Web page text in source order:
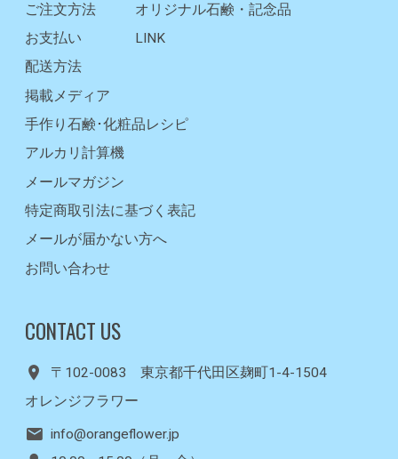
ご注文方法
お支払い
オリジナル石鹸・記念品
LINK
配送方法
掲載メディア
手作り石鹸･化粧品レシピ
アルカリ計算機
メールマガジン
特定商取引法に基づく表記
メールが届かない方へ
お問い合わせ
CONTACT US
〒102-0083 東京都千代田区麹町1-4-1504
オレンジフラワー
info@orangeflower.jp